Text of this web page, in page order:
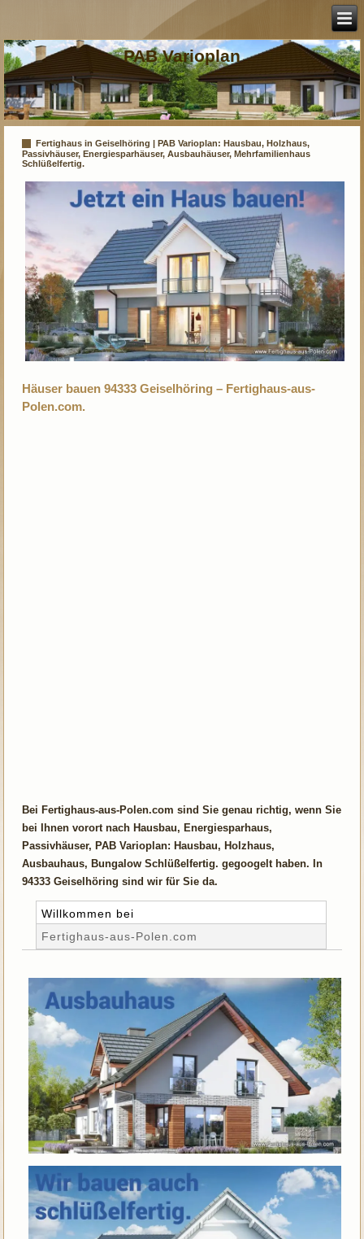
PAB Varioplan
Fertighaus in Geiselhöring | PAB Varioplan: Hausbau, Holzhaus,
Passivhäuser, Energiesparhäuser, Ausbauhäuser, Mehrfamilienhaus
Schlüßelfertig.
Häuser bauen 94333 Geiselhöring – Fertighaus-aus-
Polen.com.
Bei Fertighaus-aus-Polen.com sind Sie genau richtig, wenn Sie
bei Ihnen vorort nach Hausbau, Energiesparhaus,
Passivhäuser, PAB Varioplan: Hausbau, Holzhaus,
Ausbauhaus, Bungalow Schlüßelfertig. gegoogelt haben. In
94333 Geiselhöring sind wir für Sie da.
Willkommen bei
Fertighaus-aus-Polen.com